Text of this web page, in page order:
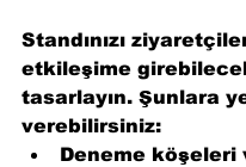
Standınızı
etkileşime
tasarlayın. Şunlara
verebilirsiniz:
Deneme köşeleri